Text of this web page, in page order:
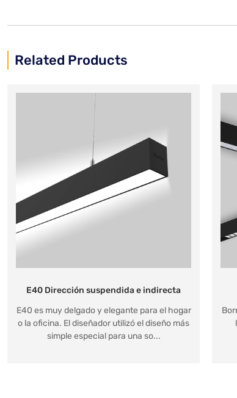
Related Products
E40 Dirección suspendida e indirecta
E40 es muy delgado y elegante para el hogar
o la oficina. El diseñador utilizó el diseño más
simple especial para una so...